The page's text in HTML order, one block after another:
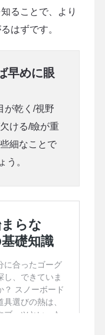
ることで、より
はずです。
早めに眼
が乾く/視野
ける/瞼が重
細なことで
う。